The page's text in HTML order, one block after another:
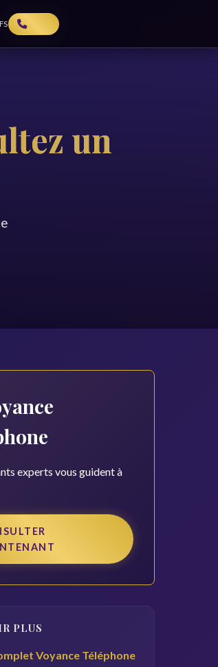
un
experts vous guident à
PLUS
Voyance Téléphone